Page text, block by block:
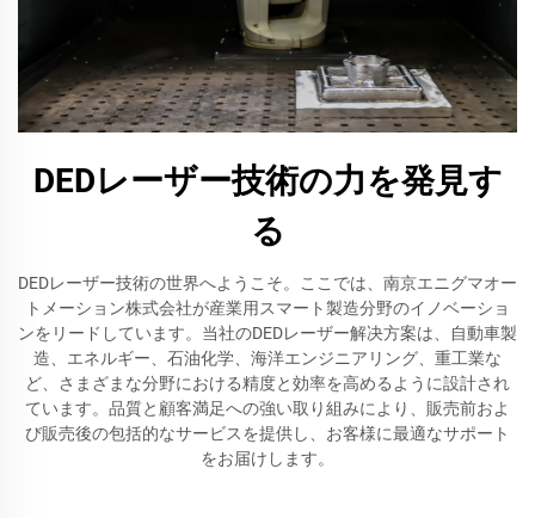
DEDレーザー技術の力を発見す
る
DEDレーザー技術の世界へようこそ。ここでは、南京エニグマオー
トメーション株式会社が産業用スマート製造分野のイノベーショ
ンをリードしています。当社のDEDレーザー解决方案は、自動車製
造、エネルギー、石油化学、海洋エンジニアリング、重工業な
ど、さまざまな分野における精度と効率を高めるように設計され
ています。品質と顧客満足への強い取り組みにより、販売前およ
び販売後の包括的なサービスを提供し、お客様に最適なサポート
をお届けします。